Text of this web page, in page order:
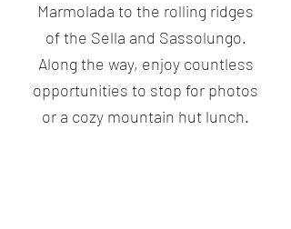
Marmolada to the rolling ridges
of the Sella and Sassolungo.
Along the way, enjoy countless
opportunities to stop for photos
or a cozy mountain hut lunch.